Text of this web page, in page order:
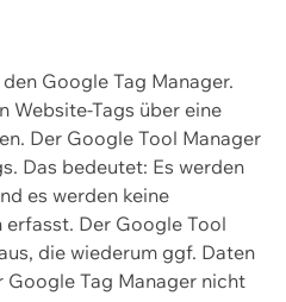
Google Tag Manager.
Website-Tags über eine
Der Google Tool Manager
Das bedeutet: Es werden
es werden keine
Der Google Tool
die wiederum ggf. Daten
Tag Manager nicht